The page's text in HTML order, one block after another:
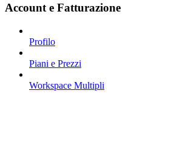
Account e Fatturazione
Profilo
Piani e Prezzi
Workspace Multipli